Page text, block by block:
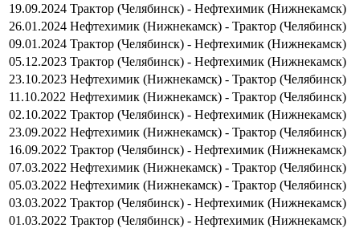
19.09.2024 Трактор (Челябинск) - Нефтехимик (Нижнекамск)
26.01.2024 Нефтехимик (Нижнекамск) - Трактор (Челябинск)
09.01.2024 Трактор (Челябинск) - Нефтехимик (Нижнекамск)
05.12.2023 Трактор (Челябинск) - Нефтехимик (Нижнекамск)
23.10.2023 Нефтехимик (Нижнекамск) - Трактор (Челябинск)
11.10.2022 Нефтехимик (Нижнекамск) - Трактор (Челябинск)
02.10.2022 Трактор (Челябинск) - Нефтехимик (Нижнекамск)
23.09.2022 Нефтехимик (Нижнекамск) - Трактор (Челябинск)
16.09.2022 Трактор (Челябинск) - Нефтехимик (Нижнекамск)
07.03.2022 Нефтехимик (Нижнекамск) - Трактор (Челябинск)
05.03.2022 Нефтехимик (Нижнекамск) - Трактор (Челябинск)
03.03.2022 Трактор (Челябинск) - Нефтехимик (Нижнекамск)
01.03.2022 Трактор (Челябинск) - Нефтехимик (Нижнекамск)